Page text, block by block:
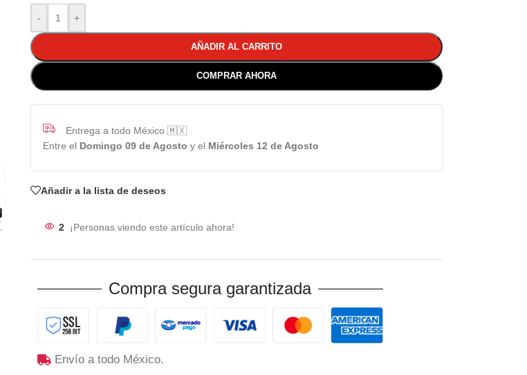
- +
AÑADIR AL CARRITO
COMPRAR AHORA
Entrega a todo México 🇲🇽
Entre el Domingo 09 de Agosto y el Miércoles 12 de Agosto
Añadir a la lista de deseos
2 ¡Personas viendo este artículo ahora!
Compra segura garantizada
Envío a todo México.